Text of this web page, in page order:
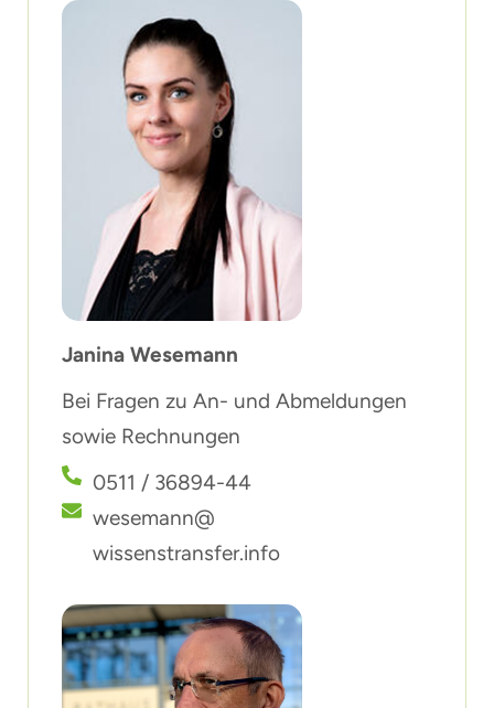
Janina Wesemann
Bei Fragen zu An- und Abmeldungen
sowie Rechnungen
0511 / 36894-44
wesemann@
wissenstransfer.info